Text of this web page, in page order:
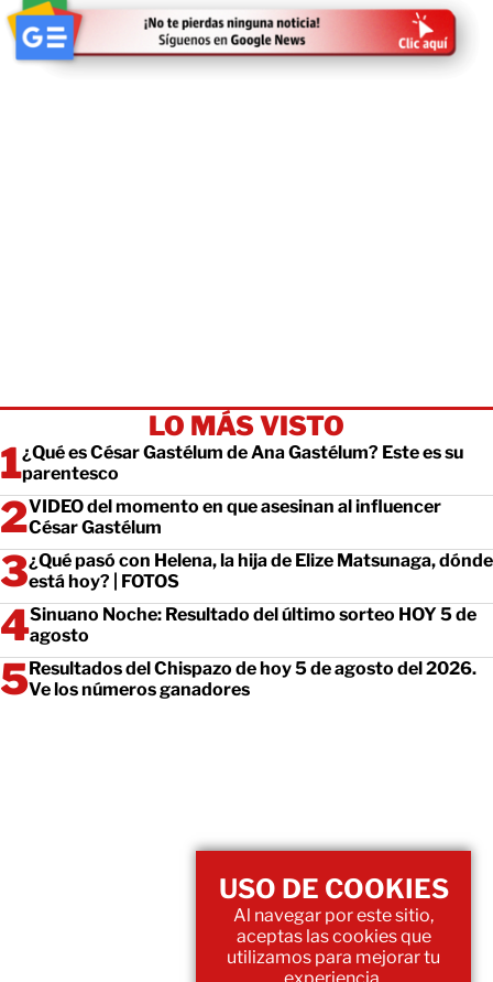
LO MÁS VISTO
¿Qué es César Gastélum de Ana Gastélum? Este es su
parentesco
VIDEO del momento en que asesinan al influencer
César Gastélum
¿Qué pasó con Helena, la hija de Elize Matsunaga, dónde
está hoy? | FOTOS
Sinuano Noche: Resultado del último sorteo HOY 5 de
agosto
Resultados del Chispazo de hoy 5 de agosto del 2026.
Ve los números ganadores
USO DE COOKIES
Al navegar por este sitio,
aceptas las cookies que
utilizamos para mejorar tu